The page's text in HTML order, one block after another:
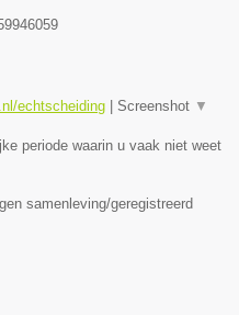
echtscheiding | Screenshot ▼
periode waarin u vaak niet weet
samenleving/geregistreerd